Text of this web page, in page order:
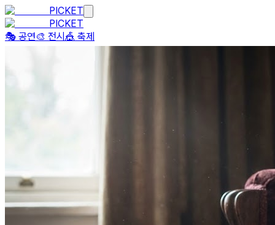
PICKET
PICKET
🎭 공연🎨 전시 🎪 축제